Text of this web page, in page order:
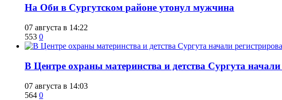
​На Оби в Сургутском районе утонул мужчина
07 августа в 14:22
553 0
​В Центре охраны материнства и детства Сургута
07 августа в 14:03
564 0